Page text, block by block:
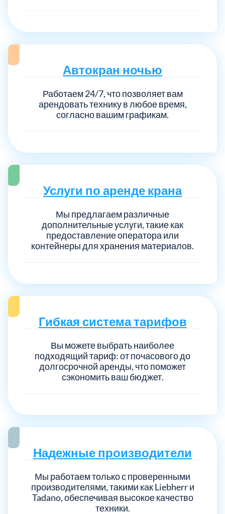
Автокран ночью
Работаем 24/7, что позволяет вам
арендовать технику в любое время,
согласно вашим графикам.
Услуги по аренде крана
Мы предлагаем различные
дополнительные услуги, такие как
предоставление оператора или
контейнеры для хранения материалов.
Гибкая система тарифов
Вы можете выбрать наиболее
подходящий тариф: от почасового до
долгосрочной аренды, что поможет
сэкономить ваш бюджет.
Надежные производители
Мы работаем только с проверенными
производителями, такими как Liebherr и
Tadano, обеспечивая высокое качество
техники.